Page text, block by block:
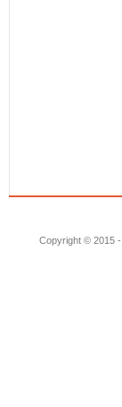
Copyright © 2015